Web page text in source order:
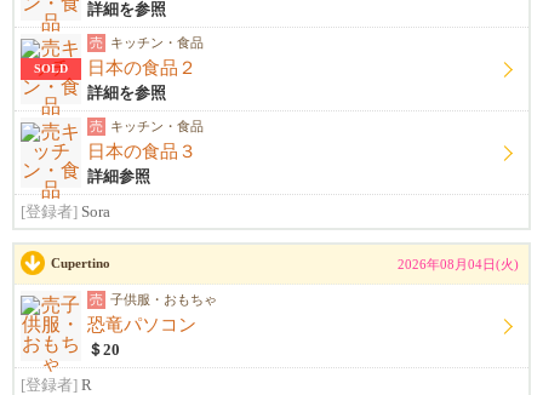
詳細を参照
SOLD
売 キッチン・食品
日本の食品２
詳細を参照
売 キッチン・食品
日本の食品３
詳細参照
[登録者] Sora
Cupertino 2026年08月04日(火)
売 子供服・おもちゃ
恐竜パソコン
＄20
[登録者] R